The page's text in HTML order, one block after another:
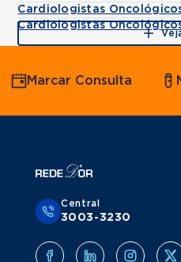
Cardiologistas
Cardiologistas
Marcar Consulta
Central
3003-3230